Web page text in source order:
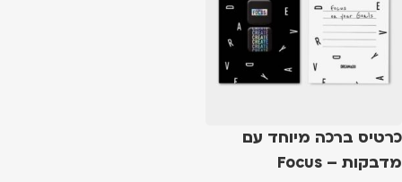
כרטיס ברכה מיוחד עם
מדבקות – Focus